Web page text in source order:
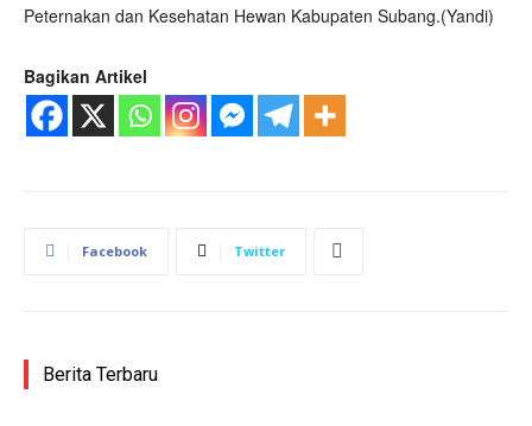
Peternakan dan Kesehatan Hewan Kabupaten Subang.(Yandi)
Bagikan Artikel
Facebook Twitter
Berita Terbaru